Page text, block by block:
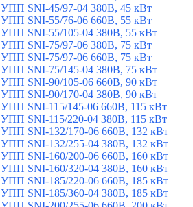
УПП SNI-45/97-04 380В, 45 кВт
УПП SNI-55/76-06 660В, 55 кВт
УПП SNI-55/105-04 380В, 55 кВт
УПП SNI-75/97-06 380В, 75 кВт
УПП SNI-75/97-06 660В, 75 кВт
УПП SNI-75/145-04 380В, 75 кВт
УПП SNI-90/105-06 660В, 90 кВт
УПП SNI-90/170-04 380В, 90 кВт
УПП SNI-115/145-06 660В, 115 кВт
УПП SNI-115/220-04 380В, 115 кВт
УПП SNI-132/170-06 660В, 132 кВт
УПП SNI-132/255-04 380В, 132 кВт
УПП SNI-160/200-06 660В, 160 кВт
УПП SNI-160/320-04 380В, 160 кВт
УПП SNI-185/220-06 660В, 185 кВт
УПП SNI-185/360-04 380В, 185 кВт